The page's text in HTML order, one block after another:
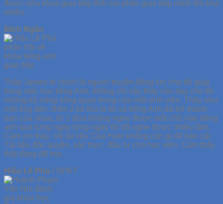
được nữa khoá giao tiếp thôi mà phần giao tiếp mình lên khá
nhiều .
Bích Ngân
Thầy James le chính là người truyền động lực cho tôi giúp
trong việc học tiếng Anh, không chỉ vậy thầy còn dạy cho tôi
những kỹ năng sống quan trọng của một sinh viên. Thầy như
một ông tiên. Biến 2 kẻ thù là tôi và tiếng Anh đã trở thành
bạn của nhau, từ 1 đứa không nghe được một chữ nào tiếng
anh qua từng ngày từng ngày tôi đã nghe được nhiều lắm.
Cảm ơn thầy. Về tài liệu Của Halo không còn gì để bàn cãi.
Tài liệu độc quyền, xác thực, đầu tư cho học viên. Cảm thấy
thật đáng để học .
Hiếu Lê Phú / SPKT